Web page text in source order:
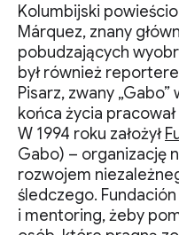
Kolumbijski
Márquez, znany
pobudzających
był również
Pisarz, zwany
końca życia
W 1994 roku założył
Gabo) – organizację
rozwojem
śledczego.
i mentoring, żeby